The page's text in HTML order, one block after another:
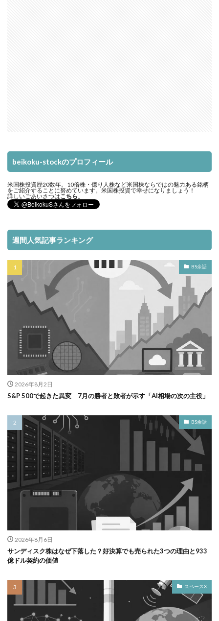
beikoku-stockのプロフィール
米国株投資歴20数年。10倍株・億り人株など米国株ならではの魅力ある銘柄
をご紹介することに努めています。米国株投資で幸せになりましょう！
詳しいごあいさつはこちら 。
週間人気記事ランキング
BS余話
2026年8月2日
S&P 500で起きた異変 7月の勝者と敗者が示す「AI相場の次の主役」
BS余話
2026年8月6日
サンディスク株はなぜ下落した？好決算でも売られた3つの理由と933
億ドル契約の価値
スペースX